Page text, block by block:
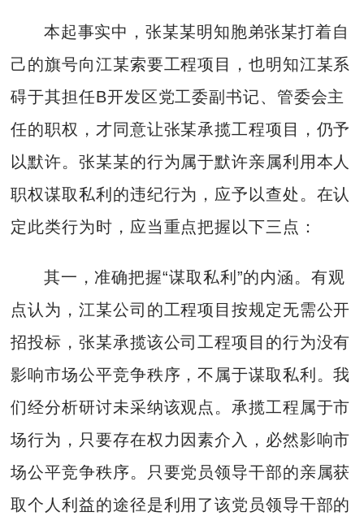
本起事实中，张某某明知胞弟张某打着自
己的旗号向江某索要工程项目，也明知江某系
碍于其担任B开发区党工委副书记、管委会主
任的职权，才同意让张某承揽工程项目，仍予
以默许。张某某的行为属于默许亲属利用本人
职权谋取私利的违纪行为，应予以查处。在认
定此类行为时，应当重点把握以下三点：
其一，准确把握“谋取私利”的内涵。有观
点认为，江某公司的工程项目按规定无需公开
招投标，张某承揽该公司工程项目的行为没有
影响市场公平竞争秩序，不属于谋取私利。我
们经分析研讨未采纳该观点。承揽工程属于市
场行为，只要存在权力因素介入，必然影响市
场公平竞争秩序。只要党员领导干部的亲属获
取个人利益的途径是利用了该党员领导干部的